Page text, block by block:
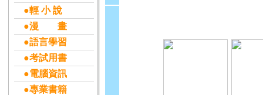
●輕 小 說
●漫 畫
●語言學習
●考試用書
●電腦資訊
●專業書籍